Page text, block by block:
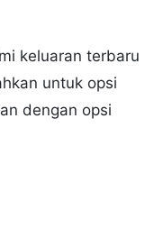
keluaran terbaru
untuk opsi
dengan opsi